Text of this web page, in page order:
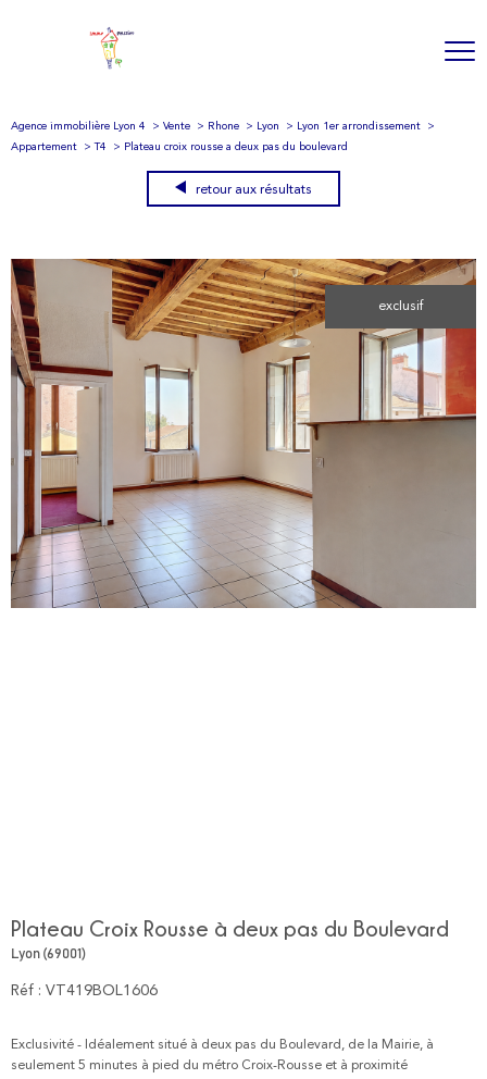
Agence immobilière Lyon 4 Vente Rhone Lyon
Lyon 1er arrondissement
Appartement
T4 Plateau croix rousse a deux pas du boulevard
retour aux résultats
exclusif
Plateau Croix Rousse à deux pas du Boulevard
Lyon (69001)
Réf : VT419BOL1606
Exclusivité - Idéalement situé à deux pas du Boulevard, de la Mairie, à
seulement 5 minutes à pied du métro Croix-Rousse et à proximité